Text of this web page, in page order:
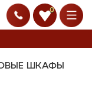
0
ШКАФЫ